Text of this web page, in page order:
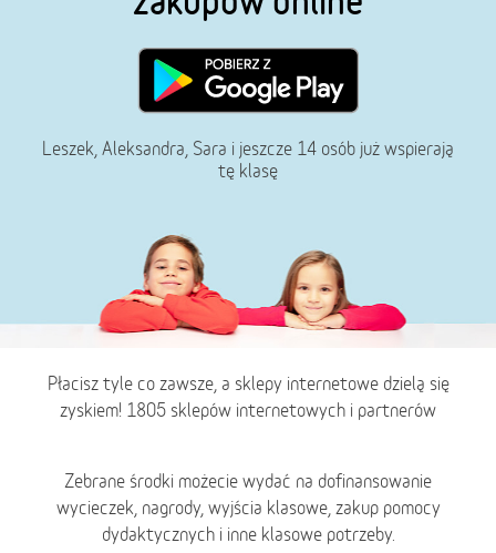
Leszek, Aleksandra, Sara i jeszcze 14 osób już wspierają
tę klasę
Płacisz tyle co zawsze, a sklepy internetowe dzielą się
zyskiem! 1805 sklepów internetowych i partnerów
Zebrane środki możecie wydać na dofinansowanie
wycieczek, nagrody, wyjścia klasowe, zakup pomocy
dydaktycznych i inne klasowe potrzeby.